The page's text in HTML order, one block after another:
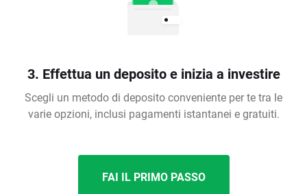
3. Effettua un deposito e inizia a investire
Scegli un metodo di deposito conveniente per te tra le
varie opzioni, inclusi pagamenti istantanei e gratuiti.
FAI IL PRIMO PASSO